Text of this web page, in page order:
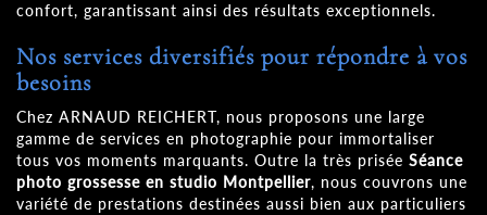
confort, garantissant ainsi des résultats exceptionnels.
Nos services diversifiés pour répondre à vos
besoins
Chez ARNAUD REICHERT, nous proposons une large
gamme de services en photographie pour immortaliser
tous vos moments marquants. Outre la très prisée Séance
photo grossesse en studio Montpellier, nous couvrons une
variété de prestations destinées aussi bien aux particuliers